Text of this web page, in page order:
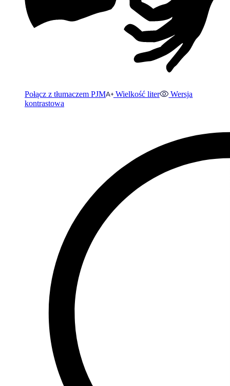
Połącz z tłumaczem PJM Wielkość liter
Wersja
kontrastowa